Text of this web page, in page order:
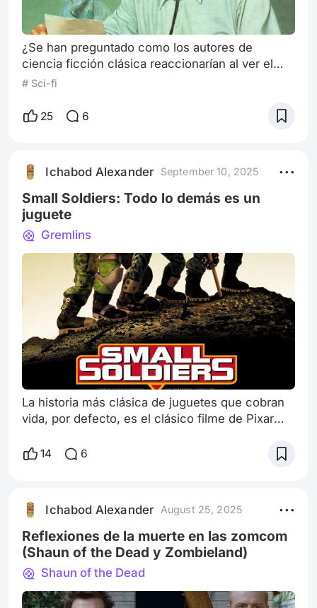
¿Se han preguntado como los autores de
ciencia ficción clásica reaccionarían al ver el
futuro? ¿Cómo sería su reacción? ¿De asombro,
después de ver uno de los datos de detrás de
brillante autor, Phillp K. Dick visitó el estudio
para ver 20 minutos de efectos especial
# Sci-fi
25 6
Ichabod Alexander September 10, 2025
Small Soldiers: Todo lo demás es un
juguete
Gremlins
La historia más clásica de juguetes que cobran
vida, por defecto, es el clásico filme de Pixar
principales películas que llevó el concepto de
las canciones más icónicas como Yo soy tu
amigo fiel o en inglés, You got a friend in me,
compuesta y cantada por Randy New
14 6
Ichabod Alexander August 25, 2025
Reflexiones de la muerte en las zomcom
(Shaun of the Dead y Zombieland)
Shaun of the Dead